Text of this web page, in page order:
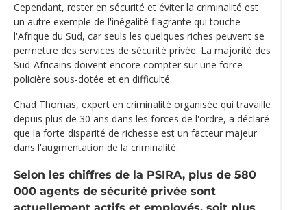
Cependant, rester en sécurité et éviter la criminalité est
un autre exemple de l'inégalité flagrante qui touche
l'Afrique du Sud, car seuls les quelques riches peuvent se
permettre des services de sécurité privée. La majorité des
Sud-Africains doivent encore compter sur une force
policière sous-dotée et en difficulté.
Chad Thomas, expert en criminalité organisée qui travaille
depuis plus de 30 ans dans les forces de l'ordre, a déclaré
que la forte disparité de richesse est un facteur majeur
dans l'augmentation de la criminalité.
Selon les chiffres de la PSIRA, plus de 580
000 agents de sécurité privée sont
actuellement actifs et employés, soit plus